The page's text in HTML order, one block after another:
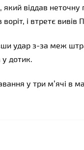
віддав неточну
і втретє вивів
удар з-за меж
дотик.
у три м’ячі в